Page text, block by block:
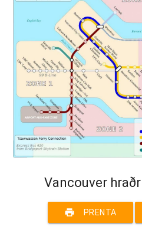
Vancouver
print PRENTA